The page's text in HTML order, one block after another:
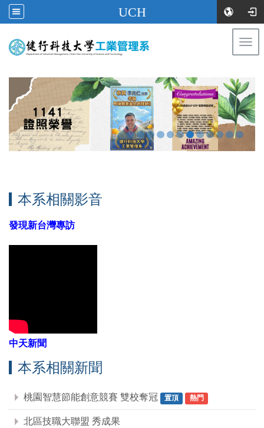
UCH
本系相關影音
發現新台灣專訪
中天新聞
本系相關新聞
桃園智慧節能創意競賽 雙校奪冠 置頂 熱門
北區技職大聯盟 秀成果